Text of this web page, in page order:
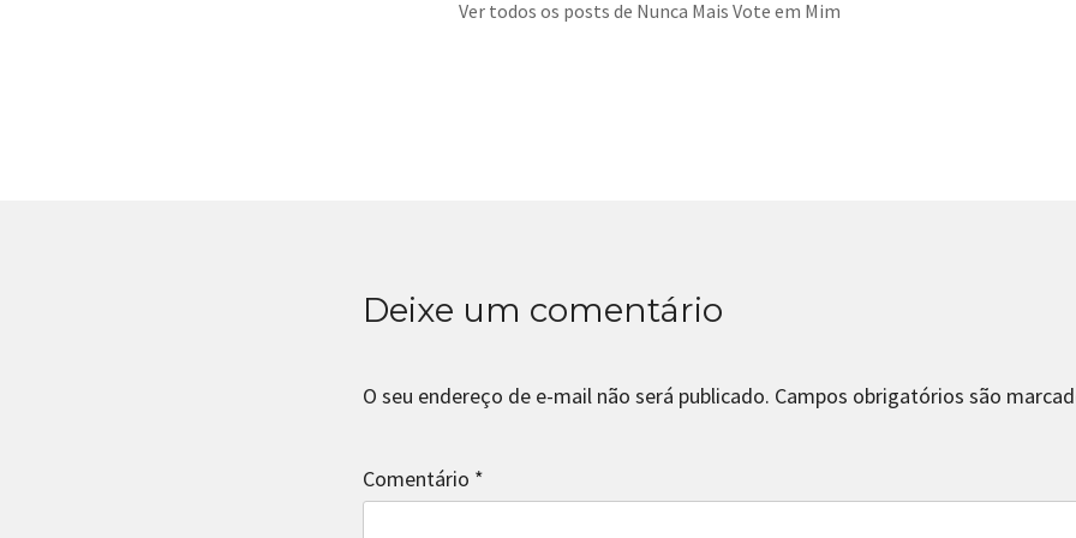
Ver todos os posts de Nunca Mais Vote em Mim
Deixe um comentário
O seu endereço de e-mail não será publicado. Campos obrigatórios são
Comentário *